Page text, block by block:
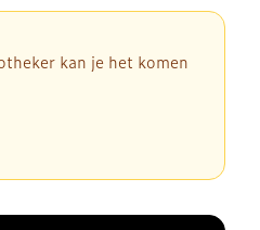
kan je het komen